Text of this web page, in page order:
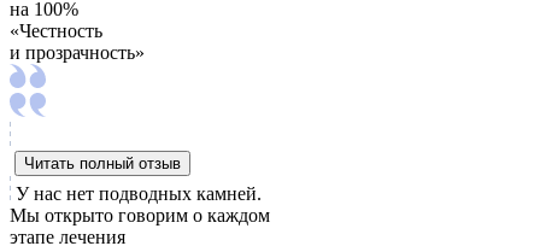
на 100%
«Честность
и прозрачность»
Читать полный отзыв
У нас нет подводных камней.
Мы открыто говорим о каждом
этапе лечения